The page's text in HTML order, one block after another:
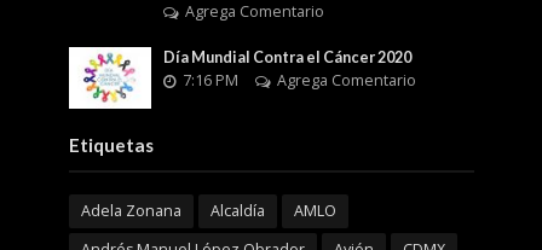
Agrega Comentario
Día Mundial Contra el Cáncer 2020
7:16 PM Agrega Comentario
Etiquetas
Adela Zonana Alcaldía
AMLO